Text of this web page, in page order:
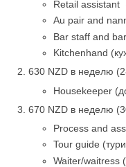
Retail assistant
Au pair and
Bar staff and
Kitchenhand
630 NZD в неделю
Housekeeper
670 NZD в неделю
Process and
Tour guide
Waiter/waitress